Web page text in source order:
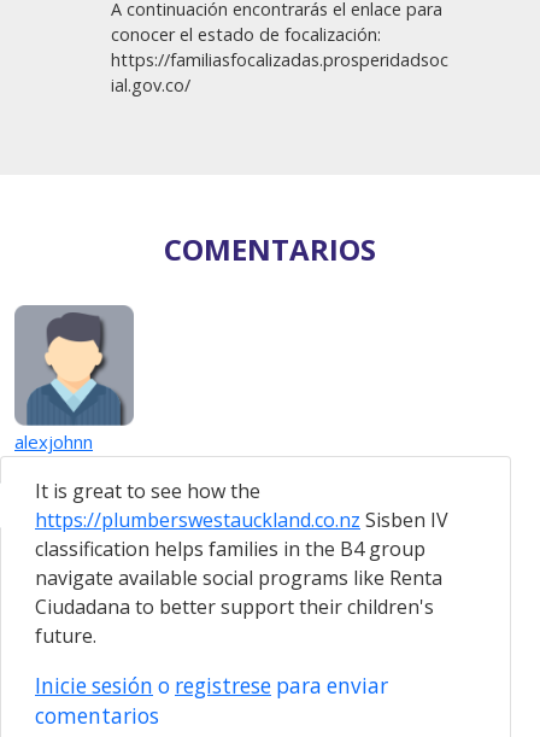
A continuación encontrarás el enlace para
conocer el estado de focalización:
https://familiasfocalizadas.prosperidadsoc
ial.gov.co/
COMENTARIOS
alexjohnn
It is great to see how the
https://plumberswestauckland.co.nz Sisben IV
classification helps families in the B4 group
navigate available social programs like Renta
Ciudadana to better support their children's
future.
Inicie sesión o registrese para enviar
comentarios